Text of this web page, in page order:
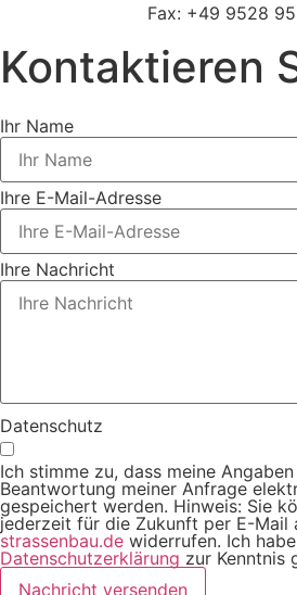
Fax: +49 9528
Kontaktieren
Ihr Name
Ihre E-Mail-Adresse
Ihre Nachricht
Datenschutz
Ich stimme zu, dass meine
Beantwortung meiner Anfrage
gespeichert werden. Hinweis: Sie
jederzeit für die Zukunft per E-Mail
strassenbau.de widerrufen. Ich
Datenschutzerklärung zur Kenntnis
Nachricht versenden